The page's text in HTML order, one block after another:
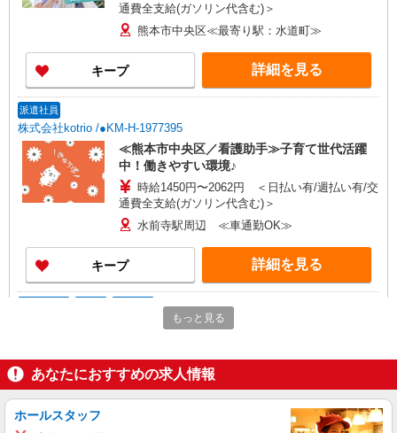
通費全支給(ガソリン代含む)＞
熊本市中央区≪最寄り駅：水道町≫
キープ 詳細を見る
派遣社員
株式会社kotrio /●KM-H-1977395
≪熊本市中央区／看護助手≫子育て世代活躍
中！働きやすい環境♪
時給1450円〜2062円 ＜日払い有/週払い有/交
通費全支給(ガソリン代含む)＞
水前寺駅周辺 ≪車通勤OK≫
キープ 詳細を見る
日研トータルソーシング株式会社 メディカルケア事業部/熊本オフィ
看護助手（ナースエイド）
時給1,300円 ★週払いOK（規定あり） ※給与
幅は経験・能力による
熊本県熊本市中央区 【最寄駅】熊本電気鉄道
もっと見る
あなたにおすすめの求人情報
ホールスタッフ